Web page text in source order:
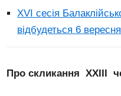
ХVI сесія
відбудеться 6
Про скликання ХХ